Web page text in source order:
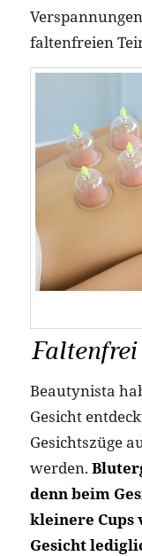
faltenfreien
Beautynista
Gesicht
Gesichtszüge
werden.
denn beim
kleinere Cups
Gesicht